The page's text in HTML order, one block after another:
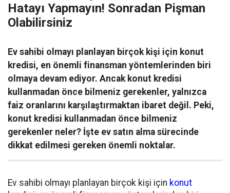
Hatayı Yapmayın! Sonradan Pişman
Olabilirsiniz
Ev sahibi olmayı planlayan birçok kişi için konut
kredisi, en önemli finansman yöntemlerinden biri
olmaya devam ediyor. Ancak konut kredisi
kullanmadan önce bilmeniz gerekenler, yalnızca
faiz oranlarını karşılaştırmaktan ibaret değil. Peki,
konut kredisi kullanmadan önce bilmeniz
gerekenler neler? İşte ev satın alma sürecinde
dikkat edilmesi gereken önemli noktalar.
Ev sahibi olmayı planlayan birçok kişi için konut